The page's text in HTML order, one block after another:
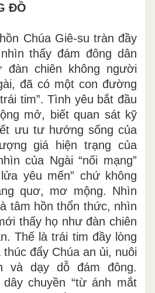
ĐỒ
Chúa Giê-su tràn đầy
thấy đám đông dân
đàn chiên không người
đã có một con đường
tim”. Tình yêu bắt đầu
mở, biết quan sát kỹ
ưu tư hướng sống của
giá hiện trạng của
của Ngài “nối mạng”
yêu mến” chứ không
quơ, mơ mộng. Nhìn
tâm hồn thổn thức, nhìn
thấy họ như đàn chiên
Thế là trái tim đầy lòng
đẩy Chúa an ủi, nuôi
và dạy dỗ đám đông.
chuyền “từ ánh mắt